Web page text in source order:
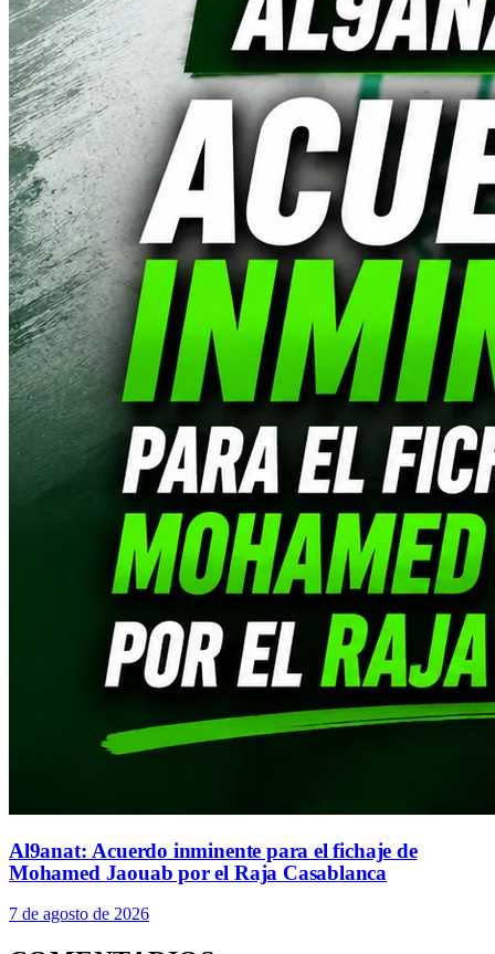
Al9anat: Acuerdo inminente para el fichaje de
Mohamed Jaouab por el Raja Casablanca
7 de agosto de 2026